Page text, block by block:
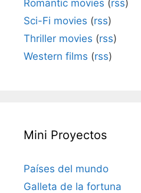
Romantic movies (rss)
Sci-Fi movies (rss)
Thriller movies (rss)
Western films (rss)
Mini Proyectos
Países del mundo
Galleta de la fortuna